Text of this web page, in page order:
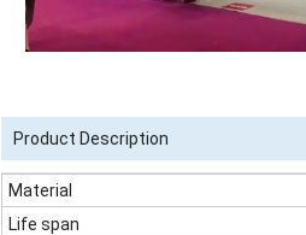
Product Description
Material
Life span